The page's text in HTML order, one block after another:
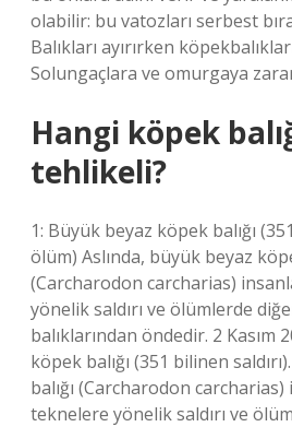
olabilir: bu vatozları serbest
Balıkları ayırırken
Solungaçlara ve omurgaya
Hangi köpek
tehlikeli?
1: Büyük beyaz köpek balığı
ölüm) Aslında, büyük beyaz
(Carcharodon carcharias)
yönelik saldırı ve ölümlerde
balıklarından öndedir. 2 Kasım
köpek balığı (351 bilinen
balığı (Carcharodon
teknelere yönelik saldırı ve